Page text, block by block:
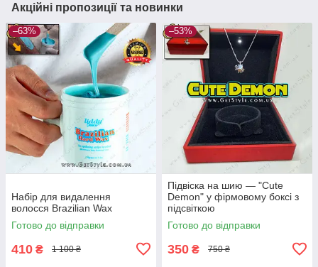
Акційні пропозиції та новинки
–63%
Набір для видалення
волосся Brazilian Wax
Готово до відправки
410 ₴ 1 100 ₴
–53%
Підвіска на шию — "Cute
Demon" у фірмовому боксі з
підсвіткою
Готово до відправки
350 ₴ 750 ₴